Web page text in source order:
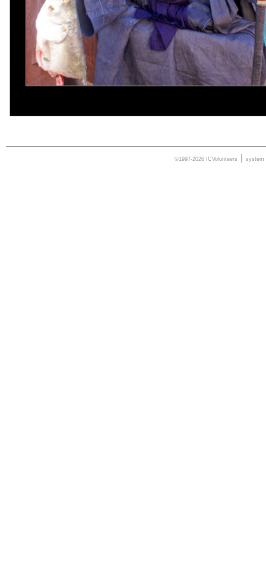
©1997-2026 ICVolunteers system